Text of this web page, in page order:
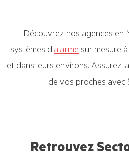
Découvrez nos agences en
systèmes d'alarme sur mesure
et dans leurs environs. Assurez
de vos proches avec
Retrouvez